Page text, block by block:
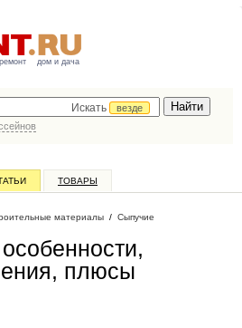
ремонт дом и дача
Искать
везде
ТОВАРЫ
материалы / Сыпучие
плюсы